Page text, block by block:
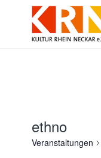
ethno
Veranstaltungen